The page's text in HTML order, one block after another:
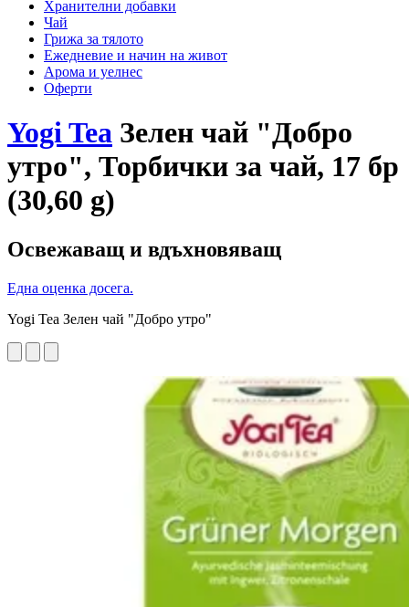
Хранителни добавки
Чай
Грижа за тялото
Ежедневие и начин на живот
Арома и уелнес
Оферти
Yogi Tea Зелен чай "Добро
утро", Торбички за чай, 17 бр
(30,60 g)
Освежаващ и вдъхновяващ
Една оценка досега.
Yogi Tea Зелен чай "Добро утро"